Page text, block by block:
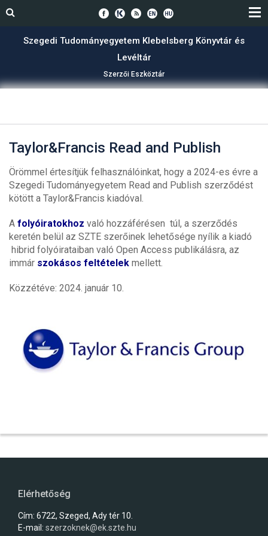
Szegedi Tudományegyetem Klebelsberg Könyvtár és
Levéltár
Szerzői Eszköztár
Taylor&Francis Read and Publish
Örömmel értesítjük felhasználóinkat, hogy a 2024-es évre a
Szegedi Tudományegyetem Read and Publish szerződést
kötött a Taylor&Francis kiadóval.
A folyóiratokhoz való hozzáférésen túl, a szerződés
keretén belül az SZTE szerőinek lehetősége nyílik a kiadó
hibrid folyóirataiban való Open Access publikálásra, az
immár szokásos feltételek mellett.
Közzétéve: 2024. január 10.
Elérhetőség
Cím: 6722, Szeged, Ady tér 10.
E-mail: szerzoknek@ek.szte.hu